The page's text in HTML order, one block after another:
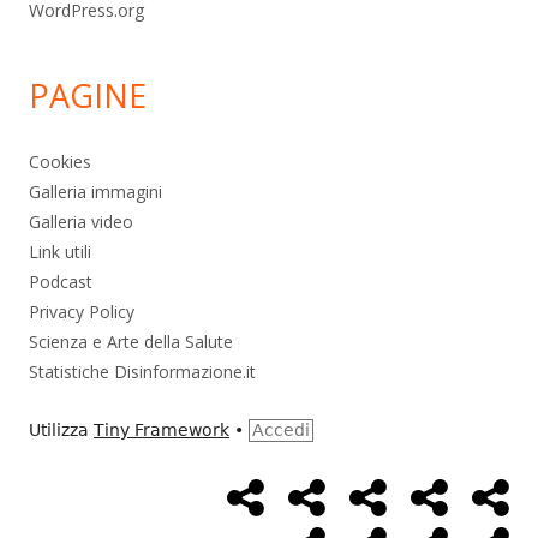
WordPress.org
PAGINE
Cookies
Galleria immagini
Galleria video
Link utili
Podcast
Privacy Policy
Scienza e Arte della Salute
Statistiche Disinformazione.it
Utilizza Tiny Framework • Accedi
MenùHome
Page
Alimentazione
AmbienteBambini
Cancro ControlloEconomia